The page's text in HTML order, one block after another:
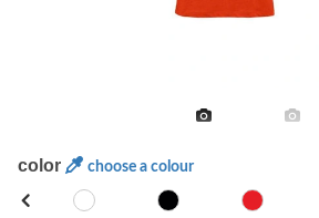
color choose a colour